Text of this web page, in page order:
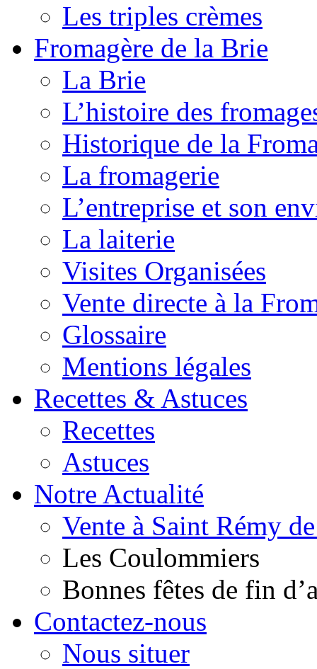
Les triples crèmes
Fromagère de la Brie
La Brie
L’histoire des
Historique de la
La fromagerie
L’entreprise et son
La laiterie
Visites Organisées
Vente directe à la
Glossaire
Mentions légales
Recettes & Astuces
Recettes
Astuces
Notre Actualité
Vente à Saint Rémy
Les Coulommiers
Bonnes fêtes de fin
Contactez-nous
Nous situer